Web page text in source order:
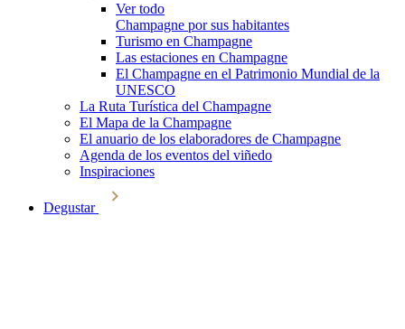
Ver todo
Champagne por sus habitantes
Turismo en Champagne
Las estaciones en Champagne
El Champagne en el Patrimonio Mundial de la
UNESCO
La Ruta Turística del Champagne
El Mapa de la Champagne
El anuario de los elaboradores de Champagne
Agenda de los eventos del viñedo
Inspiraciones
Degustar